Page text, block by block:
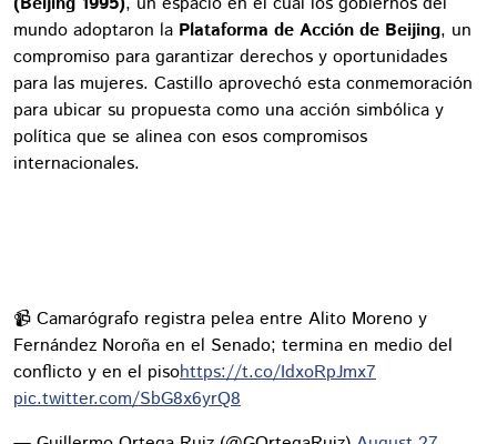
mundo adoptaron la Plataforma de Acción de Beijing, un
compromiso para garantizar derechos y oportunidades
para las mujeres. Castillo aprovechó esta conmemoración
para ubicar su propuesta como una acción simbólica y
política que se alinea con esos compromisos
internacionales.
📹 Camarógrafo registra pelea entre Alito Moreno y
Fernández Noroña en el Senado; termina en medio del
conflicto y en el pisohttps://t.co/IdxoRpJmx7
pic.twitter.com/SbG8x6yrQ8